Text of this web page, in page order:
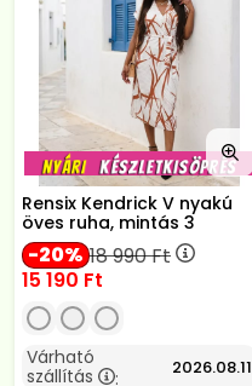
Rensix Kendrick V nyakú
öves ruha, mintás 3
20 18 990Ft
15 190 Ft
Várható
szállítás
: 2026.08.11